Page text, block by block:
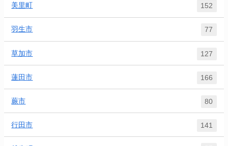
美里町 152
羽生市 77
草加市 127
蓮田市 166
蕨市 80
行田市 141